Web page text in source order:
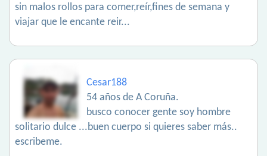
sin malos rollos para comer,reír,fines de semana y
viajar que le encante reir...
Cesar188
54 años de A Coruña.
busco conocer gente soy hombre
solitario dulce ...buen cuerpo si quieres saber más..
escribeme.